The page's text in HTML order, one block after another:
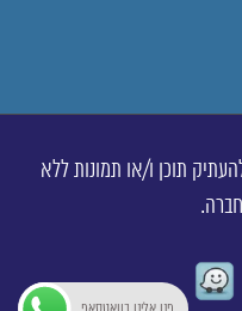
תוכן ו/או תמונות ללא
Waze